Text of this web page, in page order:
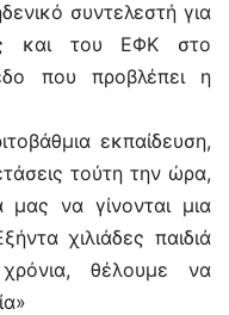
συντελεστή για
και του ΕΦΚ στο
που προβλέπει η
εκπαίδευση,
τούτη την ώρα,
μας να γίνονται μια
χιλιάδες παιδιά
θέλουμε να